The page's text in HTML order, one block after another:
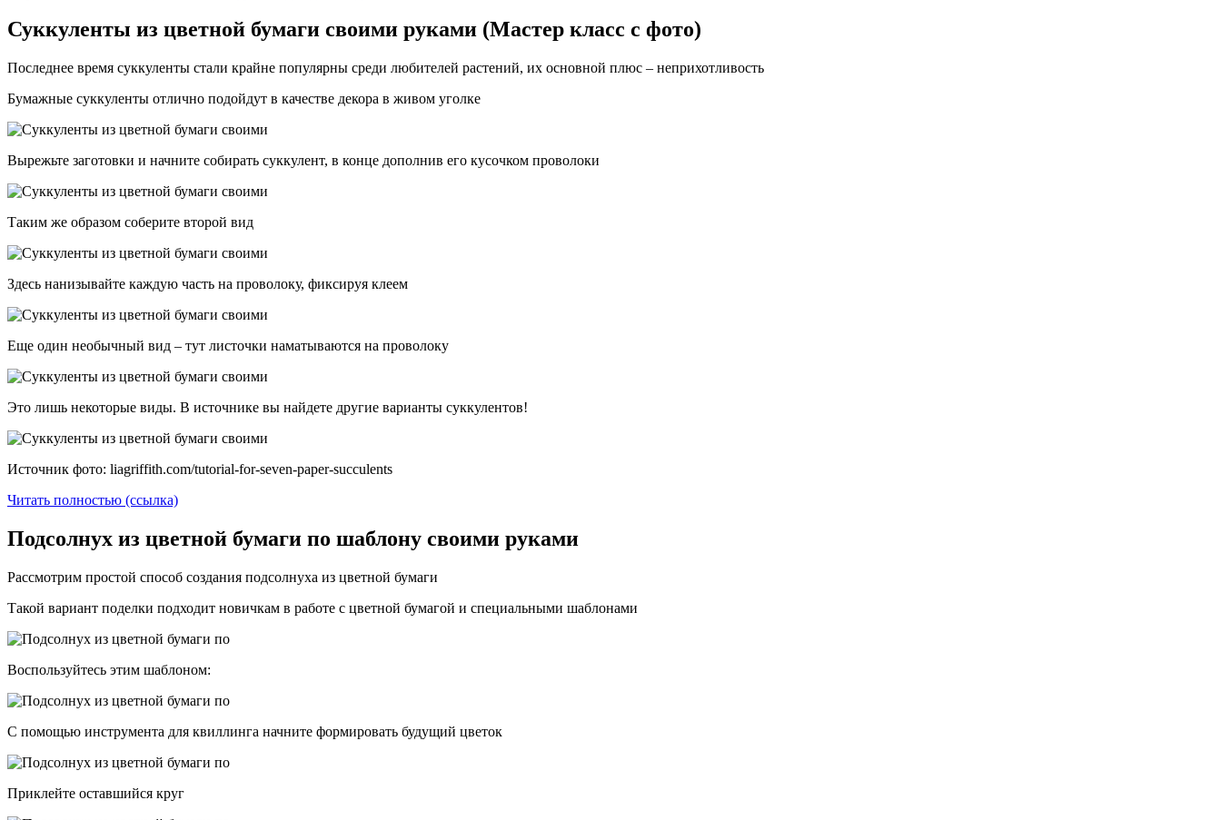
Суккуленты из цветной бумаги своими руками (Мастер класс с фото)
Последнее время суккуленты стали крайне популярны среди любителей растений, их основной плюс – неприхотливость
Бумажные суккуленты отлично подойдут в качестве декора в живом уголке
Вырежьте заготовки и начните собирать суккулент, в конце дополнив его кусочком проволоки
Таким же образом соберите второй вид
Здесь нанизывайте каждую часть на проволоку, фиксируя клеем
Еще один необычный вид – тут листочки наматываются на проволоку
Это лишь некоторые виды. В источнике вы найдете другие варианты суккулентов!
Источник фото: liagriffith.com/tutorial-for-seven-paper-succulents
Читать полностью (ссылка)
Подсолнух из цветной бумаги по шаблону своими руками
Рассмотрим простой способ создания подсолнуха из цветной бумаги
Такой вариант поделки подходит новичкам в работе с цветной бумагой и специальными шаблонами
Воспользуйтесь этим шаблоном:
С помощью инструмента для квиллинга начните формировать будущий цветок
Приклейте оставшийся круг